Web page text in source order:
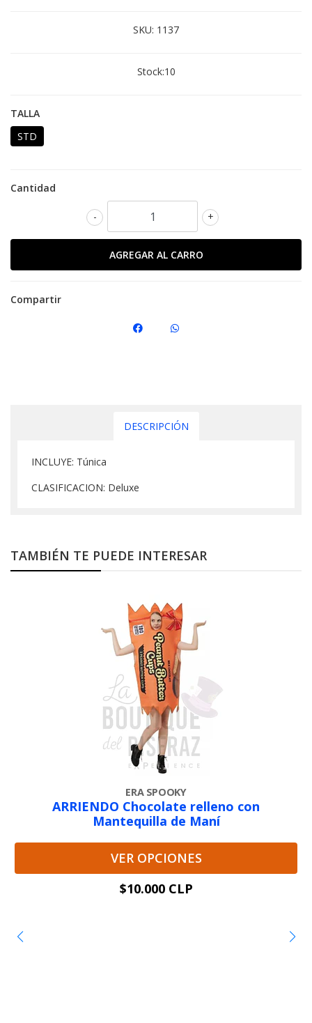
SKU: 1137
Stock:10
TALLA
STD
Cantidad
+
-
Compartir
DESCRIPCIÓN
INCLUYE: Túnica
CLASIFICACION: Deluxe
TAMBIÉN TE PUEDE INTERESAR
ERA SPOOKY
ARRIENDO Chocolate relleno con
Mantequilla de Maní
VER OPCIONES
$10.000 CLP